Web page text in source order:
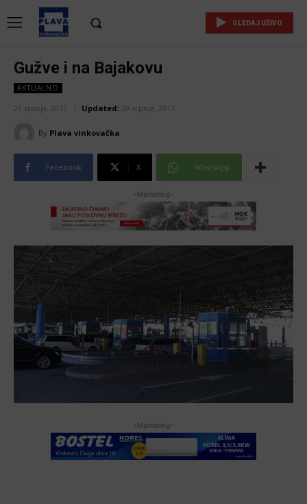
GLEDAJ UŽIVO
Gužve i na Bajakovu
AKTUALNO
29 srpnja, 2017 Updated: 29 srpnja, 2017
By Plava vinkovačka
Facebook X WhatsApp
-Marketing-
-Marketing-